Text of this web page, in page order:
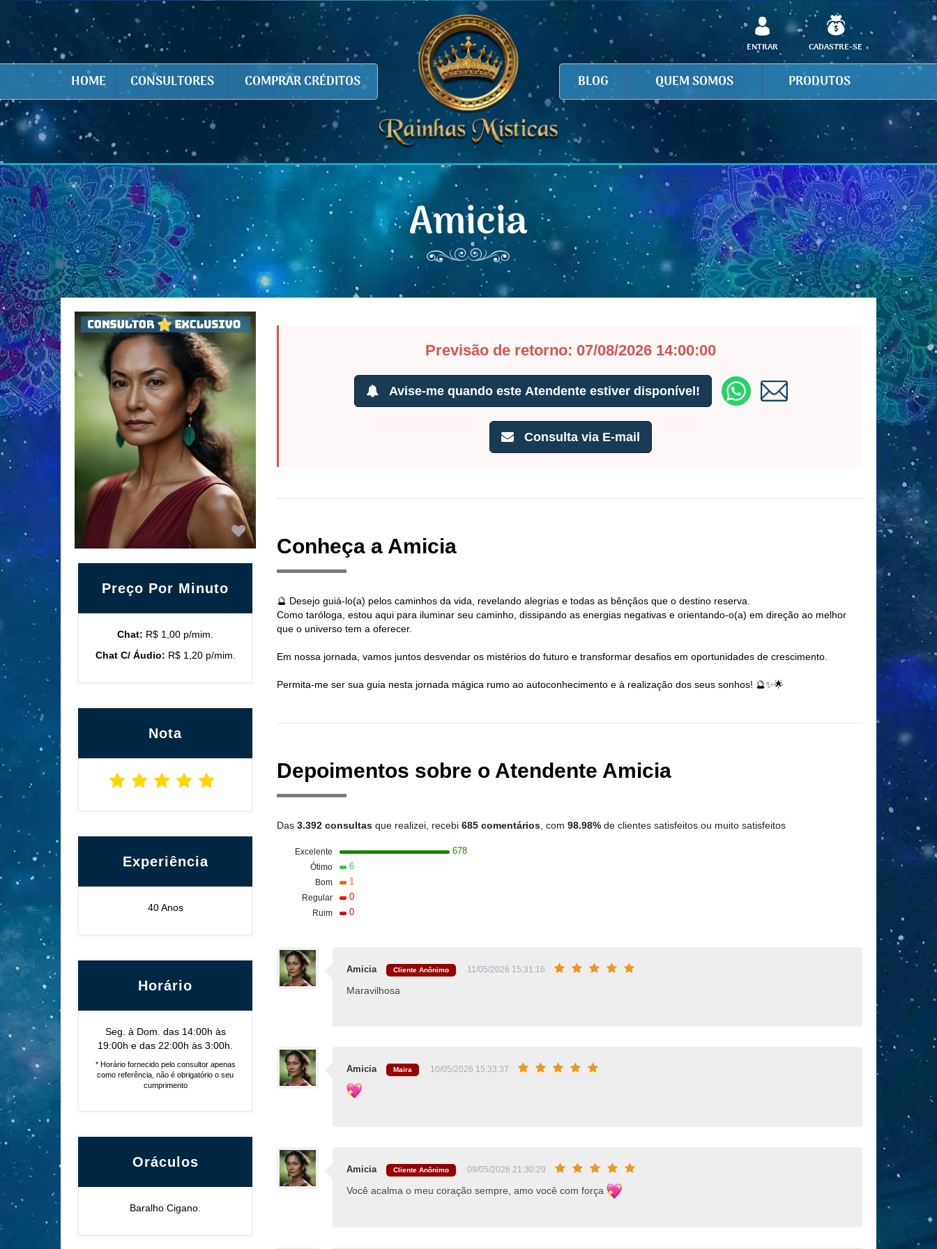
HOME CONSULTORES COMPRAR CRÉDITOS BLOG QUEM SOMOS PRODUTOS
ENTRAR CADASTRE-SE
Amicia
Preço Por Minuto
Chat: R$ 1,00 p/mim.
Chat C/ Áudio: R$ 1,20 p/mim.
Nota
Experiência
40 Anos
Horário
Seg. à Dom. das 14:00h às
19:00h e das 22:00h às 3:00h.
* Horário fornecido pelo consultor apenas
como referência, não é obrigatório o seu
cumprimento
Oráculos
Baralho Cigano.
Previsão de retorno: 07/08/2026 14:00:00
Avise-me quando este Atendente estiver disponível!
Consulta via E-mail
Conheça a Amicia
🔮 Desejo guiá-lo(a) pelos caminhos da vida, revelando alegrias e todas as bênçãos que o destino reserva.
Como taróloga, estou aqui para iluminar seu caminho, dissipando as energias negativas e orientando-o(a) em direção ao melhor
que o universo tem a oferecer.
Em nossa jornada, vamos juntos desvendar os mistérios do futuro e transformar desafios em oportunidades de crescimento.
Permita-me ser sua guia nesta jornada mágica rumo ao autoconhecimento e à realização dos seus sonhos! 🔮✨🌟
Depoimentos sobre o Atendente Amicia
Das 3.392 consultas que realizei, recebi 685 comentários , com 98.98% de clientes satisfeitos ou muito satisfeitos
Excelente 678
Ótimo 6
Bom 1
Regular 0
Ruim 0
Amicia Cliente Anônimo 11/05/2026 15:31:16
Maravilhosa
Amicia Maira 10/05/2026 15:33:37
Amicia Cliente Anônimo 09/05/2026 21:30:29
Você acalma o meu coração sempre, amo você com força